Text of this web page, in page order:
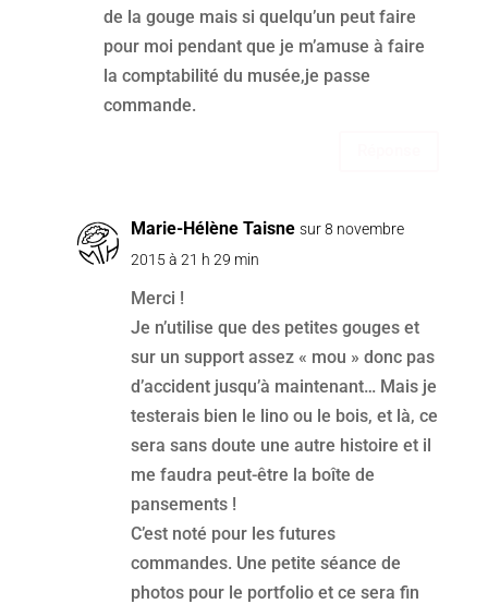
de la gouge mais si quelqu’un peut faire
pour moi pendant que je m’amuse à faire
la comptabilité du musée,je passe
commande.
Marie-Hélène Taisne sur 8 novembre
2015 à 21 h 29 min
Merci !
Je n’utilise que des petites gouges et
sur un support assez « mou » donc pas
d’accident jusqu’à maintenant… Mais je
testerais bien le lino ou le bois, et là, ce
sera sans doute une autre histoire et il
me faudra peut-être la boîte de
pansements !
C’est noté pour les futures
commandes. Une petite séance de
photos pour le portfolio et ce sera fin